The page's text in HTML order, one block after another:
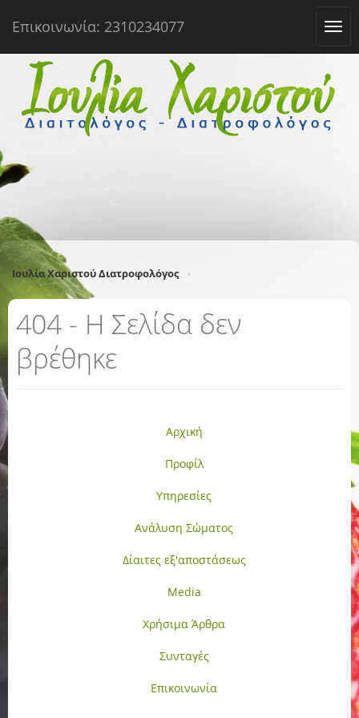
Επικοινωνία: 2310234077
Ιουλία Χαριστού Διατροφολόγος
404 - Η Σελίδα δεν
βρέθηκε
Αρχική
Προφίλ
Υπηρεσίες
Ανάλυση Σώματος
Δίαιτες εξ'αποστάσεως
Media
Χρήσιμα Άρθρα
Συνταγές
Επικοινωνία